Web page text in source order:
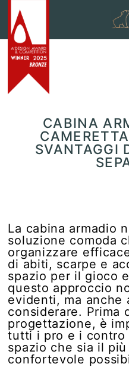
content
Home >
cameretta: vantaggi e
separato
CABINA
SVANTAGGI
La cabina armadio
soluzione comoda
organizzare
di abiti, scarpe e
spazio per il gioco
questo approccio
evidenti, ma anche
considerare. Prima
progettazione, è
tutti i pro e i contro
spazio che sia il
confortevole